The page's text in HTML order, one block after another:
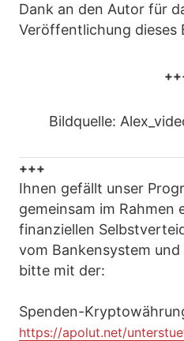
Dank an den Autor für
Veröffentlichung dieses
Bildquelle:
+++
Ihnen gefällt unser
gemeinsam im Rahmen
finanziellen
vom Bankensystem
bitte mit der:
Spenden-
https://apolut.net/